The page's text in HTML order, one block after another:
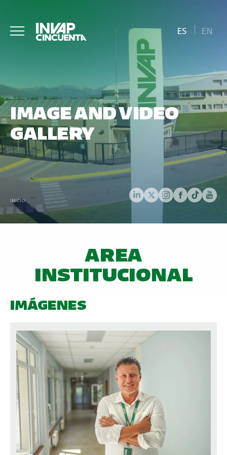
ES EN
IMAGE AND VIDEO
GALLERY
INICIO
AREA
INSTITUCIONAL
IMÁGENES